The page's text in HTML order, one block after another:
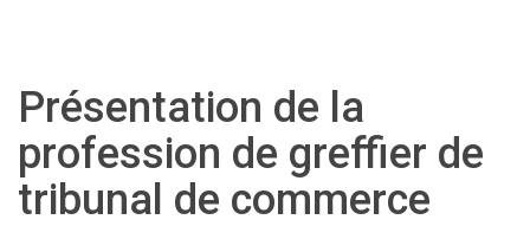
Présentation de la
profession de greffier de
tribunal de commerce